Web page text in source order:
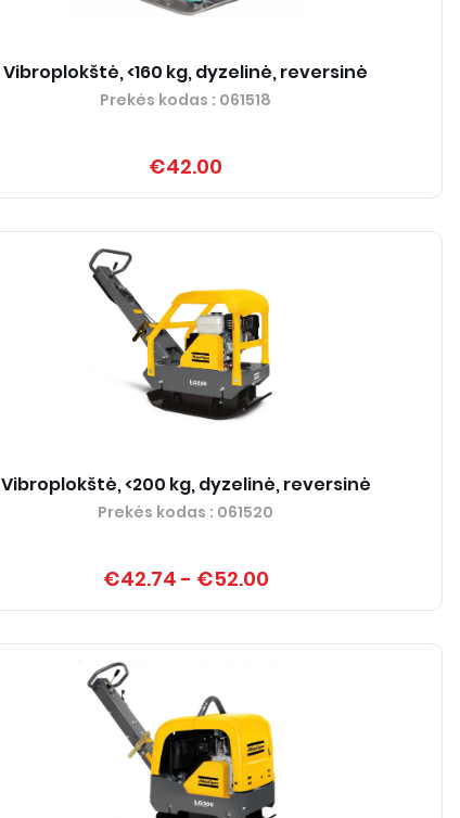
Vibroplokštė, <160 kg, dyzelinė, reversinė
Prekės kodas : 061518
€42.00
Vibroplokštė, <200 kg, dyzelinė, reversinė
Prekės kodas : 061520
€42.74 - €52.00